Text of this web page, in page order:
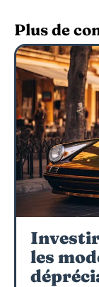
Plus de
Investir
les